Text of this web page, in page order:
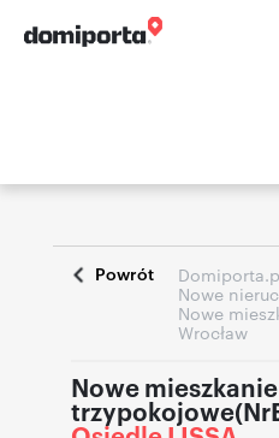
Powrót
Nowe
Nowe
Wrocław
Nowe mieszkanie